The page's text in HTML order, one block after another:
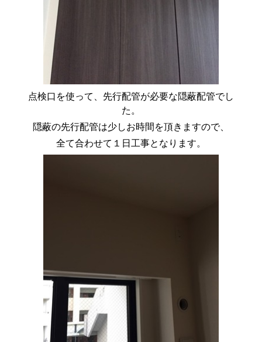
点検口を使って、先行配管が必要な隠蔽配管でし
た。
隠蔽の先行配管は少しお時間を頂きますので、
全て合わせて１日工事となります。